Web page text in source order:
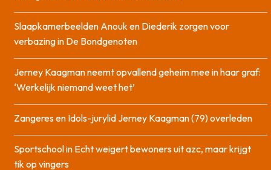
Slaapkamerbeelden Anouk en Diederik zorgen voor
verbazing in De Bondgenoten
Jerney Kaagman neemt opvallend geheim mee in haar graf:
‘Werkelijk niemand weet het’
Zangeres en Idols-jurylid Jerney Kaagman (79) overleden
Sportschool in Echt weigert bewoners uit azc, maar krijgt
tik op vingers